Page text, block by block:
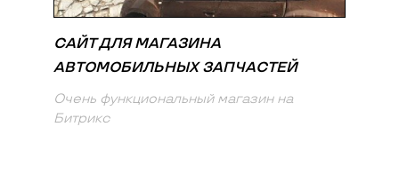
САЙТ ДЛЯ МАГАЗИНА
АВТОМОБИЛЬНЫХ ЗАПЧАСТЕЙ
Очень функциональный магазин на
Битрикс